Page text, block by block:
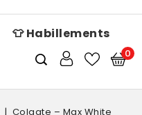
👕 Habillements
0
Colgate – Max White